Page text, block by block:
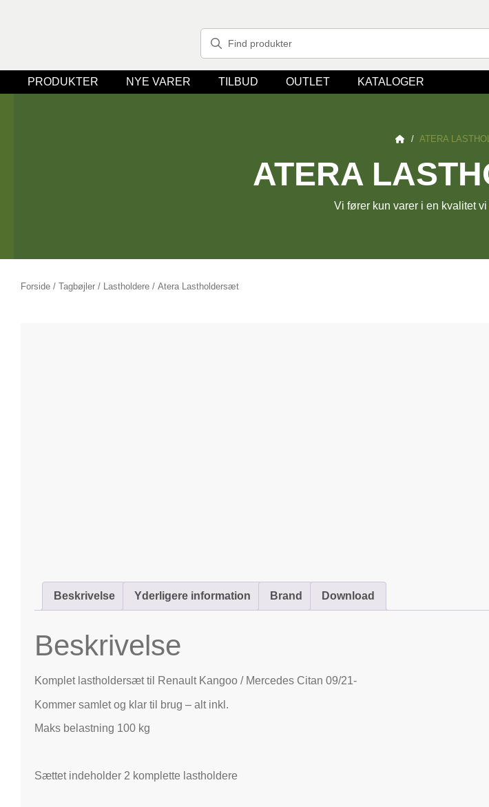
PRODUKTER NYE VARER TILBUD OUTLET KATALOGER
/ ATERA
ATERA
Vi fører kun varer i en kvalitet
Forside / Tagbøjler / Lastholdere / Atera Lastholdersæt
Beskrivelse Yderligere information Brand Download
Beskrivelse
Komplet lastholdersæt til Renault Kangoo / Mercedes Citan 09/21-
Kommer samlet og klar til brug – alt inkl.
Maks belastning 100 kg
Sættet indeholder 2 komplette lastholdere